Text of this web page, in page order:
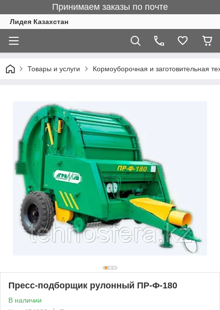
Принимаем заказы по почте
Лидея Казахстан
Товары и услуги Кормоуборочная и заготовительная
Пресс-подборщик рулонный ПР-Ф-180
В наличии